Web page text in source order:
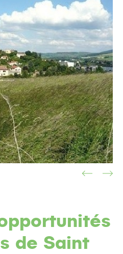
de Saint